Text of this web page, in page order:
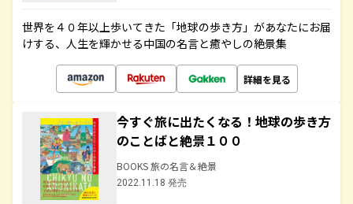
世界を４０年以上歩いてきた「地球の歩き方」があなたにお届
けする、人生を輝かせる中国の名言と癒やしの絶景集
詳細を見る
今すぐ旅に出たくなる！地球の歩き方
のことばと絶景１００
BOOKS 旅の名言＆絶景
2022.11.18 発売